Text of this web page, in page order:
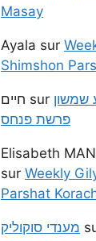
Masay
Ayala sur
Shimshon
חיים sur שמשון
פרשת פנחס
Elisabeth
sur Weekly
Parshat
מענדי סוקוליק